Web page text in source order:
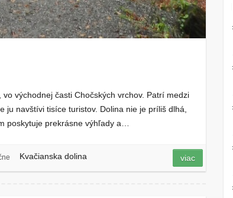
východnej časti Chočských vrchov. Patrí medzi
ju navštívi tisíce turistov. Dolina nie je príliš dlhá,
poskytuje prekrásne výhľady a…
Kvačianska dolina viac